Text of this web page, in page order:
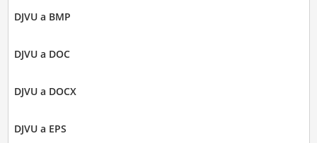
DJVU a BMP
DJVU a DOC
DJVU a DOCX
DJVU a EPS